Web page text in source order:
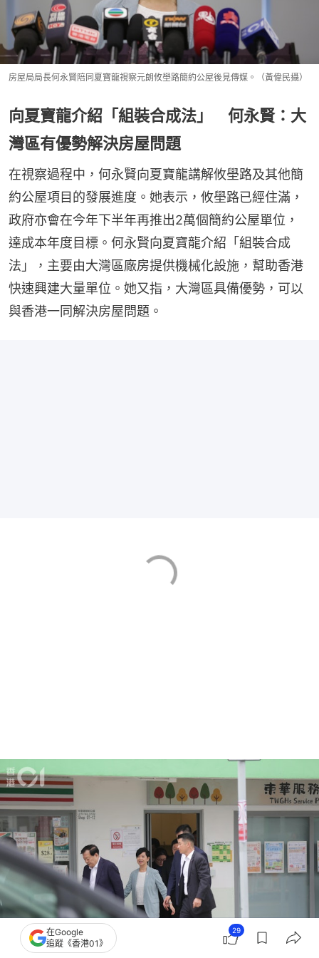
房屋局局長何永賢陪同夏寶龍視察元朗攸壆路簡約公屋後見傳媒。（黃偉民攝）
向夏寶龍介紹「組裝合成法」 何永賢：大
灣區有優勢解決房屋問題
在視察過程中，何永賢向夏寶龍講解攸壆路及其他簡
約公屋項目的發展進度。她表示，攸壆路已經住滿，
政府亦會在今年下半年再推出2萬個簡約公屋單位，
達成本年度目標。何永賢向夏寶龍介紹「組裝合成
法」，主要由大灣區廠房提供機械化設施，幫助香港
快速興建大量單位。她又指，大灣區具備優勢，可以
與香港一同解決房屋問題。
在Google
追蹤《香港01》
29